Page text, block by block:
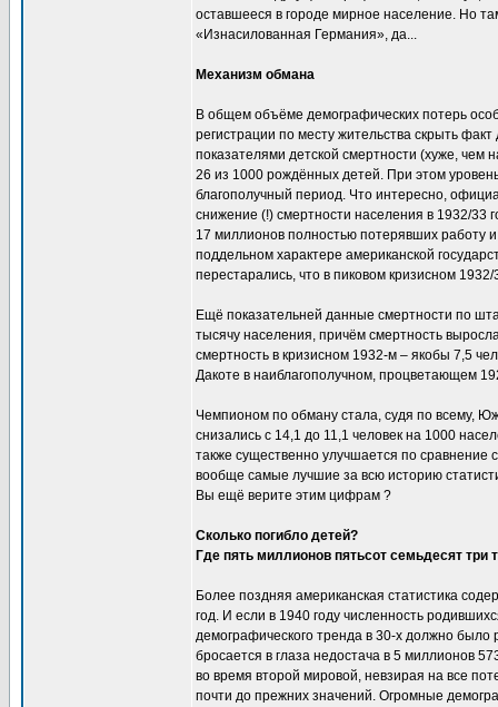
оставшееся в городе мирное население. Но
«Изнасилованная Германия», да...
Механизм обмана
В общем объёме демографических потерь
регистрации по месту жительства скрыть
показателями детской смертности (хуже, чем
26 из 1000 рождённых детей. При этом
благополучный период. Что интересно,
снижение (!) смертности населения в 1932/
17 миллионов полностью потерявших работу
поддельном характере американской
перестарались, что в пиковом кризисном
Ещё показательней данные смертности по
тысячу населения, причём смертность
смертность в кризисном 1932-м – якобы 7,5
Дакоте в наиблагополучном, процветающем
Чемпионом по обману стала, судя по всему,
снизались с 14,1 до 11,1 человек на 1000
также существенно улучшается по сравнение
вообще самые лучшие за всю историю
Вы ещё верите этим цифрам ?
Сколько погибло детей?
Где пять миллионов пятьсот семьдесят три
Более поздняя американская статистика
год. И если в 1940 году численность
демографического тренда в 30-х должно
бросается в глаза недостача в 5 миллионов
во время второй мировой, невзирая на все
почти до прежних значений. Огромные